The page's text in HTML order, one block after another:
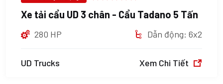
Xe tải cẩu UD 3 chân - Cẩu Tadano 5 Tấn
280 HP Dẫn động: 6x2
UD Trucks Xem Chi Tiết